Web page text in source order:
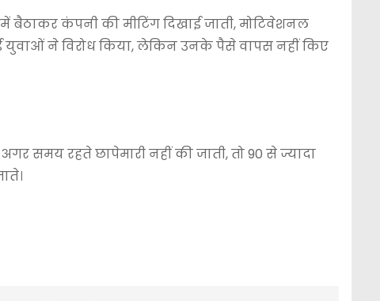
बैठाकर कंपनी की मीटिंग दिखाई जाती, मोटिवेशनल
युवाओं ने विरोध किया, लेकिन उनके पैसे वापस नहीं किए
समय रहते छापेमारी नहीं की जाती, तो 90 से ज्यादा